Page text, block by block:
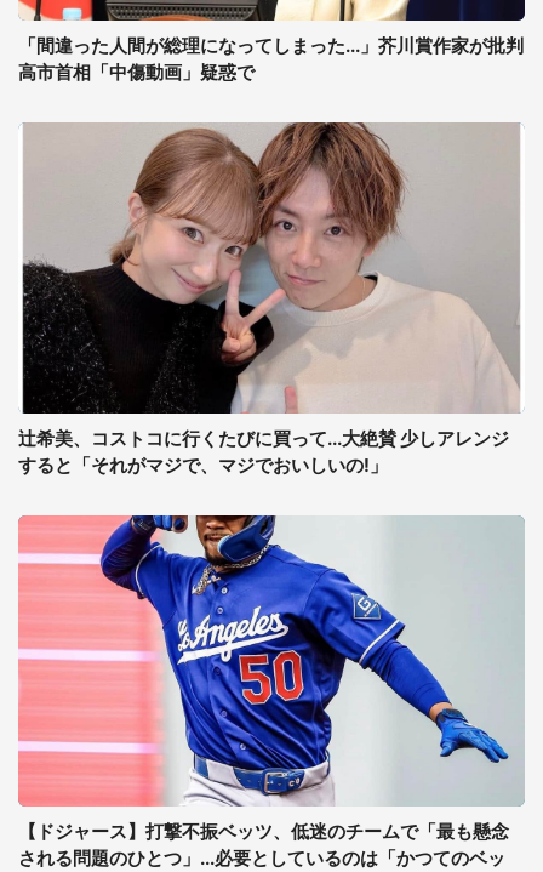
「間違った人間が総理になってしまった...」芥川賞作家が批判
高市首相「中傷動画」疑惑で
辻希美、コストコに行くたびに買って...大絶賛 少しアレンジ
すると「それがマジで、マジでおいしいの!」
【ドジャース】打撃不振ベッツ、低迷のチームで「最も懸念
される問題のひとつ」...必要としているのは「かつてのベッ